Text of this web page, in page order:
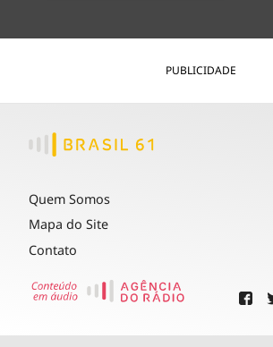
PUBLICIDADE
Quem Somos
Mapa do Site
Contato